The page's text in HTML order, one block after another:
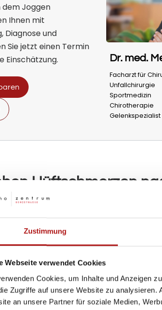
Zustimmung
Webseite verwendet Cookies
Cookies, um Inhalte und Anzeigen
Zugriffe auf unsere Website zu
an unsere Partner für soziale Medien,
Joggen
Ihnen mit
Diagnose und
Sie jetzt einen Termin
Einschätzung.
Dr. med.
Facharzt für
Unfallchirurgie
Sportmedizin
Chirotherapie
Gelenkspezialist
Hüftschmerzen
Lauftraining gibt es eine Vielzahl
und